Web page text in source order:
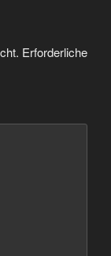
Erforderliche